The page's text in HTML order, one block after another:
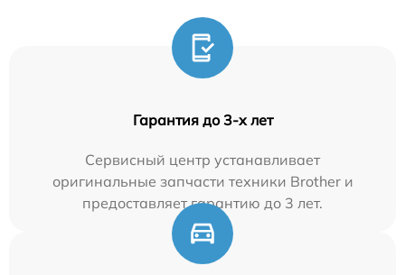
Гарантия до 3-х лет
Сервисный центр устанавливает
оригинальные запчасти техники Brother и
предоставляет гарантию до 3 лет.